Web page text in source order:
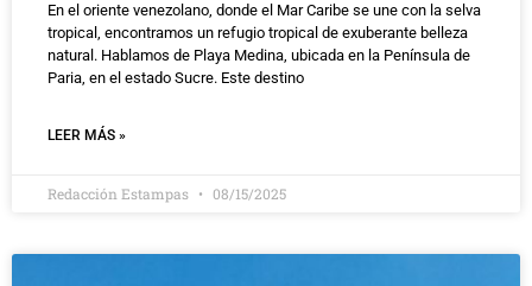
En el oriente venezolano, donde el Mar Caribe se une con la selva
tropical, encontramos un refugio tropical de exuberante belleza
natural. Hablamos de Playa Medina, ubicada en la Península de
Paria, en el estado Sucre. Este destino
LEER MÁS »
Redacción Estampas 08/15/2025